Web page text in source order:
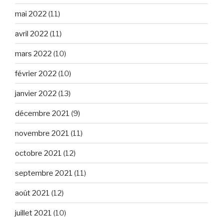
mai 2022 (11)
avril 2022 (11)
mars 2022 (10)
février 2022 (10)
janvier 2022 (13)
décembre 2021 (9)
novembre 2021 (11)
octobre 2021 (12)
septembre 2021 (11)
août 2021 (12)
juillet 2021 (10)